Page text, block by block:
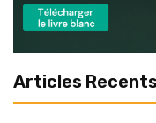
Articles Recents